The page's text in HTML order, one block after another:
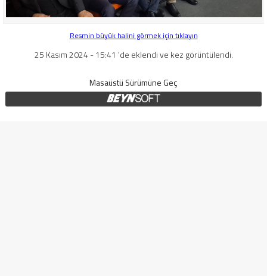
Resmin büyük halini görmek için tıklayın
25 Kasım 2024 - 15:41 'de eklendi ve kez görüntülendi.
Masaüstü Sürümüne Geç